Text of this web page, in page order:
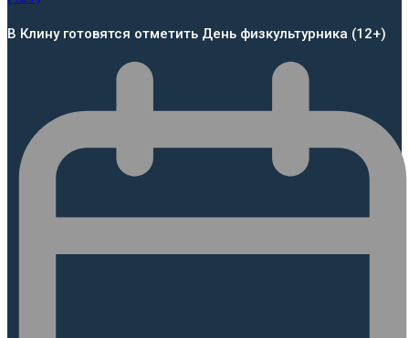
В Клину готовятся отметить День физкультурника (12+)